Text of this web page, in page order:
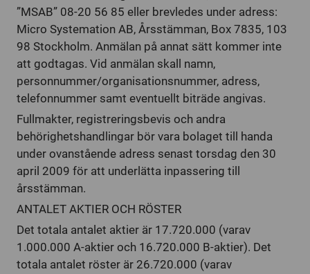
”MSAB” 08-20 56 85 eller brevledes under adress:
Micro Systemation AB, Årsstämman, Box 7835, 103
98 Stockholm. Anmälan på annat sätt kommer inte
att godtagas. Vid anmälan skall namn,
personnummer/organisationsnummer, adress,
telefonnummer samt eventuellt biträde angivas.
Fullmakter, registreringsbevis och andra
behörighetshandlingar bör vara bolaget till handa
under ovanstående adress senast torsdag den 30
april 2009 för att underlätta inpassering till
årsstämman.
ANTALET AKTIER OCH RÖSTER
Det totala antalet aktier är 17.720.000 (varav
1.000.000 A-aktier och 16.720.000 B-aktier). Det
totala antalet röster är 26.720.000 (varav